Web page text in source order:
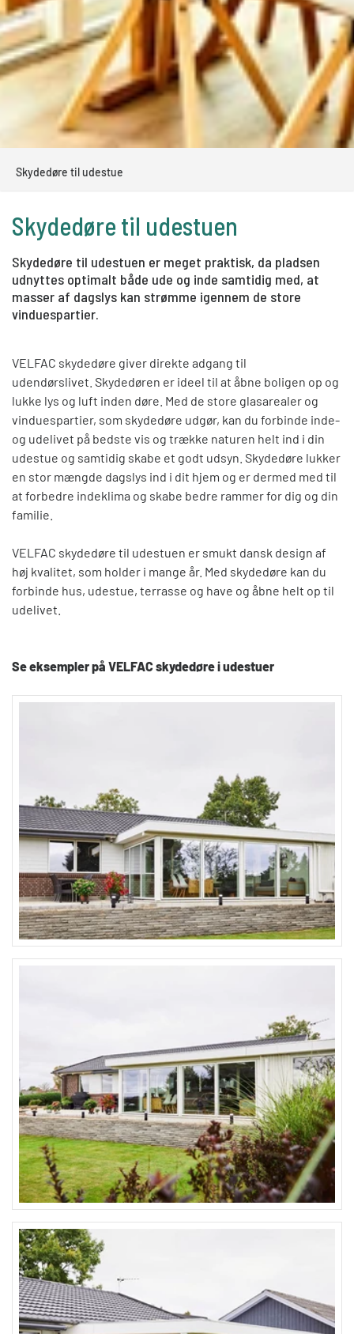
Skydedøre til udestue
Skydedøre til udestuen
Skydedøre til udestuen er meget praktisk, da pladsen
udnyttes optimalt både ude og inde samtidig med, at
masser af dagslys kan strømme igennem de store
vinduespartier.
VELFAC skydedøre giver direkte adgang til
udendørslivet. Skydedøren er ideel til at åbne boligen op og
lukke lys og luft inden døre. Med de store glasarealer og
vinduespartier, som skydedøre udgør, kan du forbinde inde-
og udelivet på bedste vis og trække naturen helt ind i din
udestue og samtidig skabe et godt udsyn. Skydedøre lukker
en stor mængde dagslys ind i dit hjem og er dermed med til
at forbedre indeklima og skabe bedre rammer for dig og din
familie.
VELFAC skydedøre til udestuen er smukt dansk design af
høj kvalitet, som holder i mange år. Med skydedøre kan du
forbinde hus, udestue, terrasse og have og åbne helt op til
udelivet.
Se eksempler på VELFAC skydedøre i udestuer